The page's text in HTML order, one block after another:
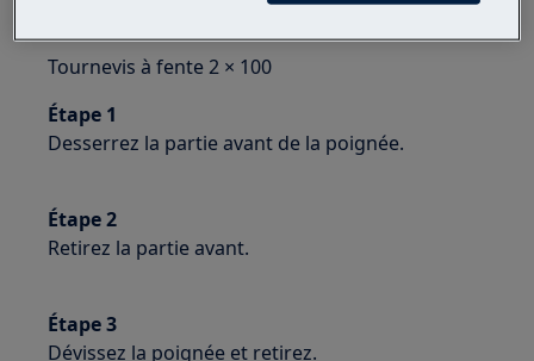
Tournevis à fente 2 × 100
Étape 1
Desserrez la partie avant de la poignée.
Étape 2
Retirez la partie avant.
Étape 3
Dévissez la poignée et retirez.